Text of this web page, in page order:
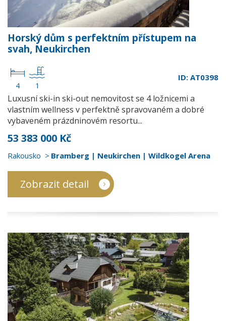
Horský dům s perfektním přístupem na
svah, Neukirchen
4 1
ID: AT0398
Luxusní ski-in ski-out nemovitost se 4 ložnicemi a
vlastním wellness v perfektně spravovaném a dobré
vybaveném prázdninovém resortu...
53 383 000 Kč
Rakousko Bramberg | Neukirchen | Wildkogel Arena
Zobrazit detail